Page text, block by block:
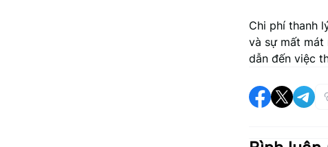
Chi phí thanh
và sự mất mát
dẫn đến việc